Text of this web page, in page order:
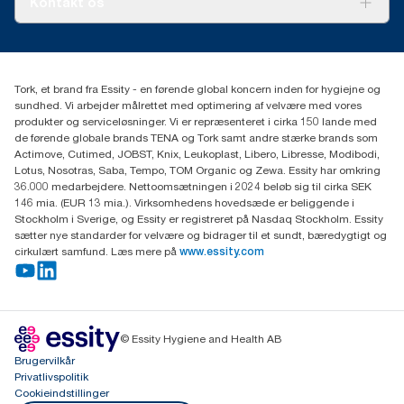
Smiley-rapport
(+45) 48 16 82 44
Professional Hygiene
Gydevang 33
DK-3450 Allerød
Tork, et brand fra Essity - en førende global koncern inden for hygiejne og
sundhed. Vi arbejder målrettet med optimering af velvære med vores
produkter og serviceløsninger. Vi er repræsenteret i cirka 150 lande med
de førende globale brands TENA og Tork samt andre stærke brands som
Actimove, Cutimed, JOBST, Knix, Leukoplast, Libero, Libresse, Modibodi,
Lotus, Nosotras, Saba, Tempo, TOM Organic og Zewa. Essity har omkring
36.000 medarbejdere. Nettoomsætningen i 2024 beløb sig til cirka SEK
146 mia. (EUR 13 mia.). Virksomhedens hovedsæde er beliggende i
Stockholm i Sverige, og Essity er registreret på Nasdaq Stockholm. Essity
sætter nye standarder for velvære og bidrager til et sundt, bæredygtigt og
cirkulært samfund. Læs mere på www.essity.com
© Essity Hygiene and Health AB
Brugervilkår
Privatlivspolitik
Cookieindstillinger